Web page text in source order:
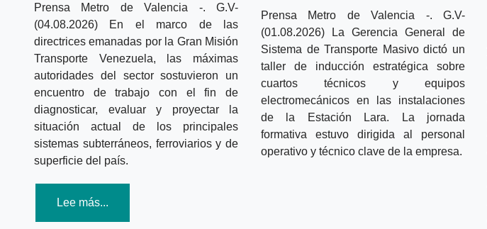
Prensa Metro de Valencia -. G.V-
(04.08.2026) En el marco de las
directrices emanadas por la Gran Misión
Transporte Venezuela, las máximas
autoridades del sector sostuvieron un
encuentro de trabajo con el fin de
diagnosticar, evaluar y proyectar la
situación actual de los principales
sistemas subterráneos, ferroviarios y de
superficie del país.
Lee más...
Prensa Metro de Valencia -. G.V-
(01.08.2026) La Gerencia General de
Sistema de Transporte Masivo dictó un
taller de inducción estratégica sobre
cuartos técnicos yequipos
electromecánicos en las instalaciones
de la Estación Lara. La jornada
formativa estuvo dirigida al personal
operativo y técnico clave de la empresa.